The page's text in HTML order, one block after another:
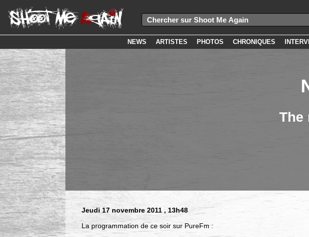
NEWS ARTISTES PHOTOS CHRONIQUES
The
Jeudi 17 novembre 2011 , 13h48
La programmation de ce soir sur PureFm :